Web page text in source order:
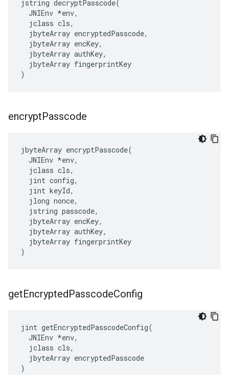
jstring decryptPasscode(
  JNIEnv *env,
  jclass cls,
  jbyteArray encryptedPasscode,
  jbyteArray encKey,
  jbyteArray authKey,
  jbyteArray fingerprintKey
)
encryptPasscode
jbyteArray encryptPasscode(
  JNIEnv *env,
  jclass cls,
  jint config,
  jint keyId,
  jlong nonce,
  jstring passcode,
  jbyteArray encKey,
  jbyteArray authKey,
  jbyteArray fingerprintKey
)
getEncryptedPasscodeConfig
jint getEncryptedPasscodeConfig(
  JNIEnv *env,
  jclass cls,
  jbyteArray encryptedPasscode
)